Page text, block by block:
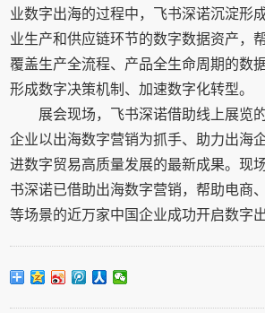
业数字出海的过程中，飞书深诺沉淀形
业生产和供应链环节的数字数据资产，
覆盖生产全流程、产品全生命周期的数
形成数字决策机制、加速数字化转型。
展会现场，飞书深诺借助线上展览
企业以出海数字营销为抓手、助力出海
进数字贸易高质量发展的最新成果。现
书深诺已借助出海数字营销，帮助电商
等场景的近万家中国企业成功开启数字